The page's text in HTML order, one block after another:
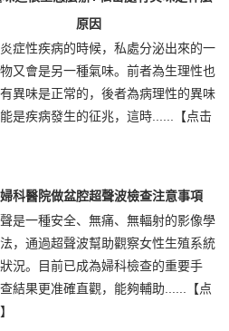
原因
症性疾病的時候，私處分泌出來的一
又會是另一種氣味。前者為生理性也
異味是正常的，後者為病理性的異味
是疾病發生的征兆，這時......
【点击
科醫院做盆腔超聲波檢查注意事項
是一種安全、無痛、無輻射的影像學
，通過超聲波幫助觀察女性生殖系統
況。目前已成為婦科檢查的重要手
結果更准確直觀，能夠輔助......
【点